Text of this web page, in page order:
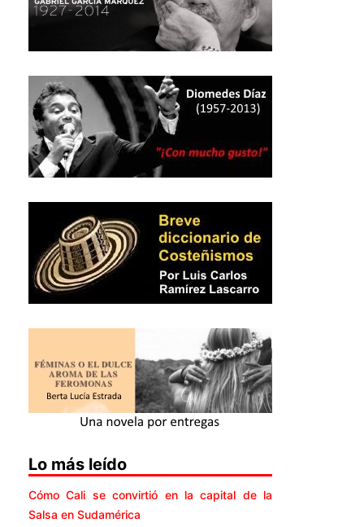
Lo más leído
Cómo Cali se convirtió en la capital de la
Salsa en Sudamérica